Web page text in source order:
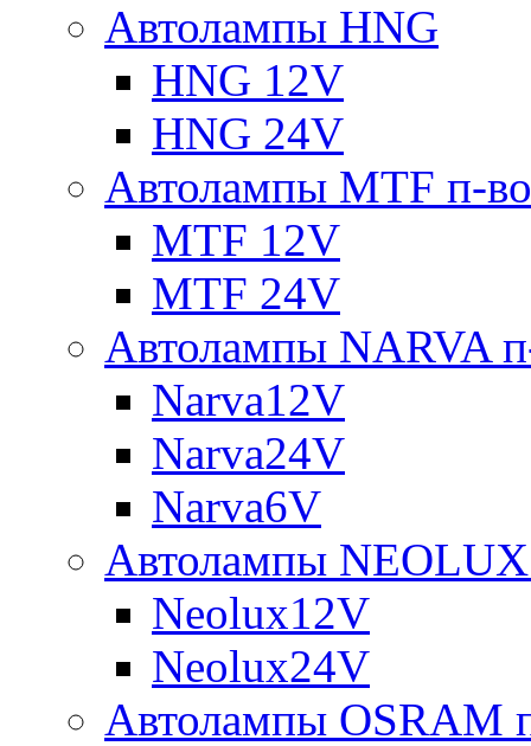
Автолампы HNG
HNG 12V
HNG 24V
Автолампы MTF п-
MTF 12V
MTF 24V
Автолампы NARVA
Narva12V
Narva24V
Narva6V
Автолампы
Neolux12V
Neolux24V
Автолампы OSRAM